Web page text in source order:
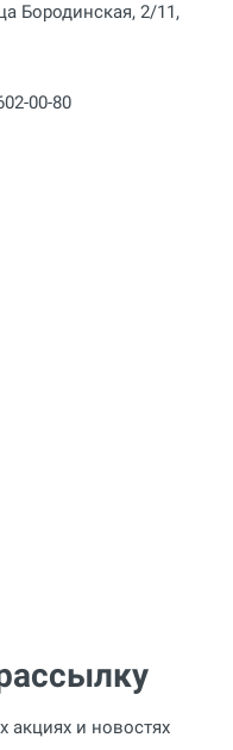
Бородинская, 2/11,
00-80
акциях и новостях